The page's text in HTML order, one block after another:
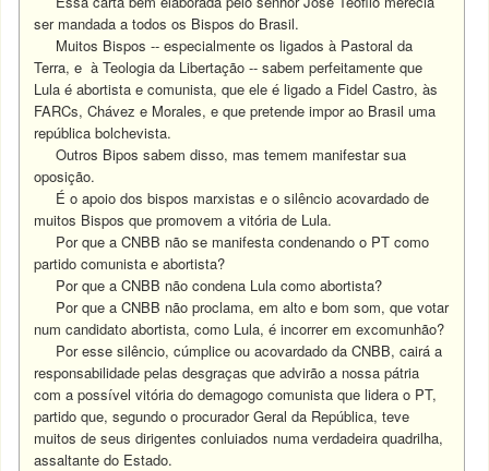
ser mandada a todos os Bispos do Brasil.
Muitos Bispos -- especialmente os ligados à Pastoral da
Terra, e à Teologia da Libertação -- sabem perfeitamente que
Lula é abortista e comunista, que ele é ligado a Fidel Castro, às
FARCs, Chávez e Morales, e que pretende impor ao Brasil uma
república bolchevista.
Outros Bipos sabem disso, mas temem manifestar sua
oposição.
É o apoio dos bispos marxistas e o silêncio acovardado de
muitos Bispos que promovem a vitória de Lula.
Por que a CNBB não se manifesta condenando o PT como
partido comunista e abortista?
Por que a CNBB não condena Lula como abortista?
Por que a CNBB não proclama, em alto e bom som, que votar
num candidato abortista, como Lula, é incorrer em excomunhão?
Por esse silêncio, cúmplice ou acovardado da CNBB, cairá a
responsabilidade pelas desgraças que advirão a nossa pátria
com a possível vitória do demagogo comunista que lidera o PT,
partido que, segundo o procurador Geral da República, teve
muitos de seus dirigentes conluiados numa verdadeira quadrilha,
assaltante do Estado.